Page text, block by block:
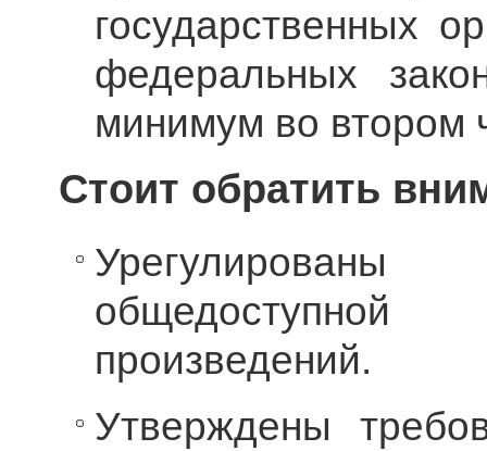
государственных
федеральных
минимум во втором
Стоит обратить
произведений.
Утверждены